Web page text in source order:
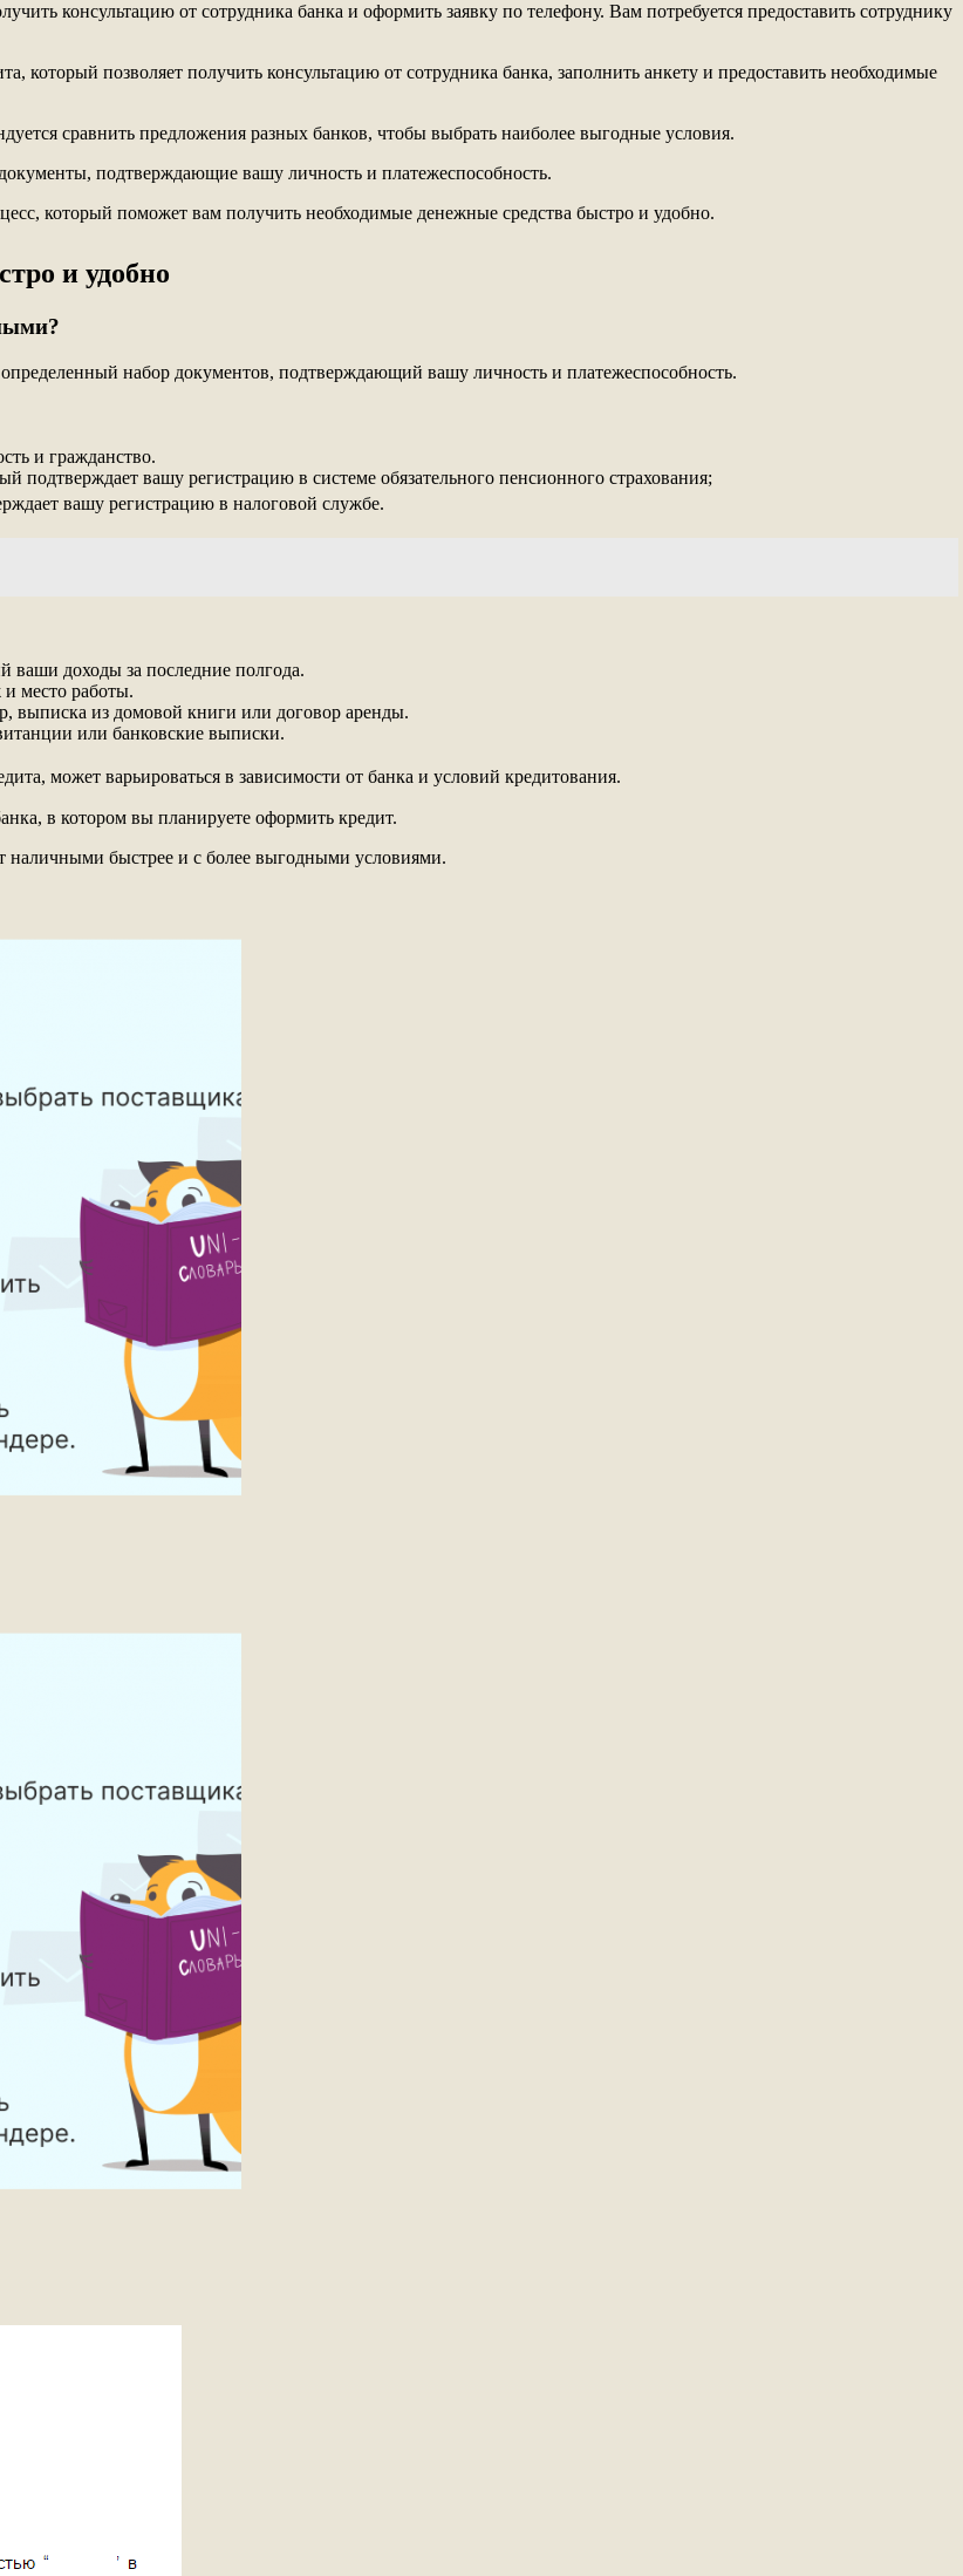
консультацию от сотрудника банка и оформить заявку по телефону. Вам потребуется предоставить сотруднику
который позволяет получить консультацию от сотрудника банка, заполнить анкету и предоставить необходимые
сравнить предложения разных банков, чтобы выбрать наиболее выгодные условия.
подтверждающие вашу личность и платежеспособность.
который поможет вам получить необходимые денежные средства быстро и удобно.
и удобно
набор документов, подтверждающий вашу личность и платежеспособность.
и гражданство.
подтверждает вашу регистрацию в системе обязательного пенсионного страхования;
вашу регистрацию в налоговой службе.
доходы за последние полгода.
место работы.
выписка из домовой книги или договор аренды.
или банковские выписки.
может варьироваться в зависимости от банка и условий кредитования.
в котором вы планируете оформить кредит.
наличными быстрее и с более выгодными условиями.